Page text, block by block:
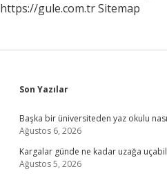
https://gule.com.trSitemap
Sidebar
Son Yazılar
Başka bir üniversiteden yaz okulu
Ağustos 6, 2026
Kargalar günde ne kadar uzağa
Ağustos 5, 2026